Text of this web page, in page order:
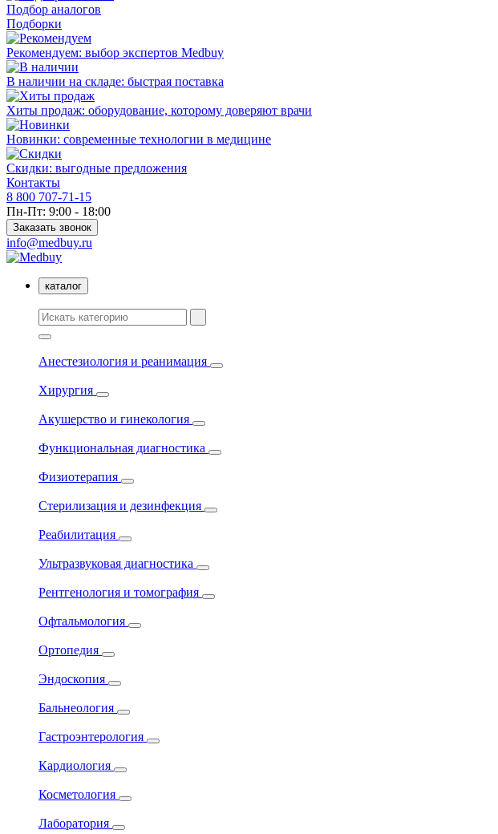
Подбор аналогов
Подборки
Рекомендуем: выбор экспертов Medbuy
В наличии на складе: быстрая поставка
Хиты продаж: оборудование, которому доверяют врачи
Новинки: современные технологии в медицине
Скидки: выгодные предложения
Контакты
8 800 707-71-15
Пн-Пт: 9:00 - 18:00
Заказать звонок
info@medbuy.ru
каталог
Анестезиология и реанимация
Хирургия
Акушерство и гинекология
Функциональная диагностика
Физиотерапия
Стерилизация и дезинфекция
Реабилитация
Ультразвуковая диагностика
Рентгенология и томография
Офтальмология
Ортопедия
Эндоскопия
Бальнеология
Гастроэнтерология
Кардиология
Косметология
Лаборатория